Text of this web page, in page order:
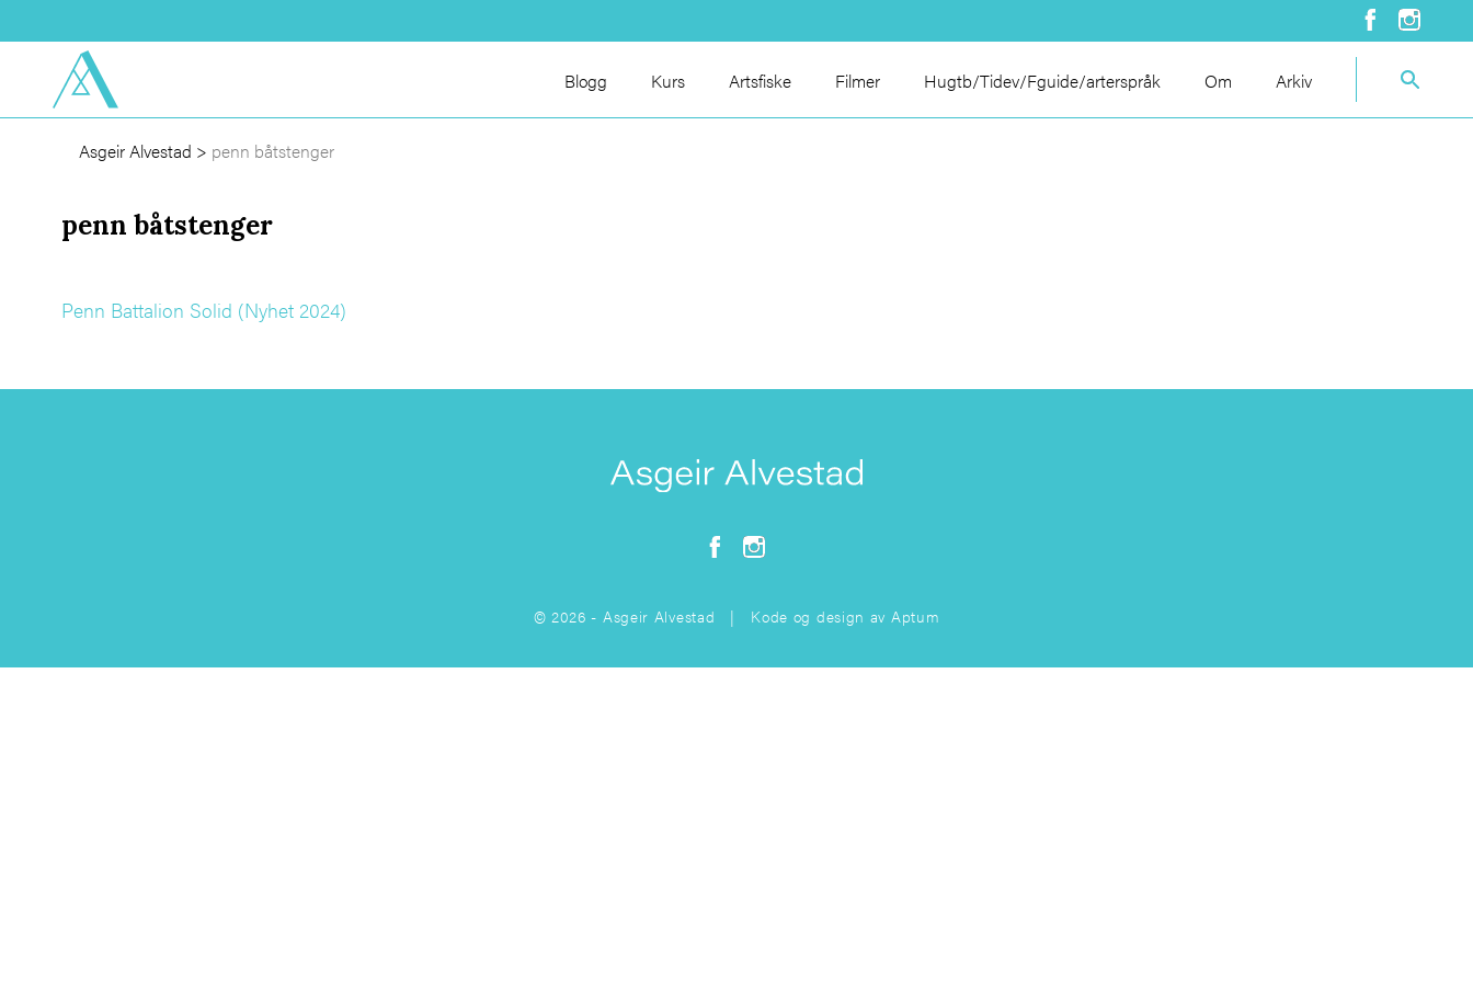
Blogg Kurs Artsfiske Filmer Hugtb/Tidev/Fguide/arterspråk Om Arkiv
Asgeir Alvestad > penn båtstenger
penn båtstenger
Penn Battalion Solid (Nyhet 2024)
© 2026 - Asgeir Alvestad | Kode og design av Aptum